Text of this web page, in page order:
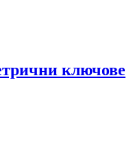
ключове